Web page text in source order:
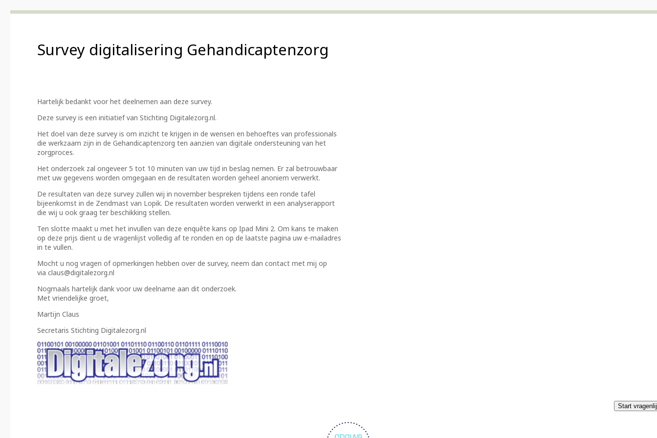
Survey digitalisering Gehandicaptenzorg
Hartelijk bedankt voor het deelnemen aan deze survey.
Deze survey is een initiatief van Stichting Digitalezorg.nl.
Het doel van deze survey is om inzicht te krijgen in de wensen en behoeftes van professionals
die werkzaam zijn in de Gehandicaptenzorg ten aanzien van digitale ondersteuning van het
zorgproces.
Het onderzoek zal ongeveer 5 tot 10 minuten van uw tijd in beslag nemen. Er zal betrouwbaar
met uw gegevens worden omgegaan en de resultaten worden geheel anoniem verwerkt.
De resultaten van deze survey zullen wij in november bespreken tijdens een ronde tafel
bijeenkomst in de Zendmast van Lopik. De resultaten worden verwerkt in een analyserapport
die wij u ook graag ter beschikking stellen.
Ten slotte maakt u met het invullen van deze enquête kans op Ipad Mini 2. Om kans te maken
op deze prijs dient u de vragenlijst volledig af te ronden en op de laatste pagina uw e-mailadres
in te vullen.
Mocht u nog vragen of opmerkingen hebben over de survey, neem dan contact met mij op
via claus@digitalezorg.nl
Nogmaals hartelijk dank voor uw deelname aan dit onderzoek.
Met vriendelijke groet,
Martijn Claus
Secretaris Stichting Digitalezorg.nl